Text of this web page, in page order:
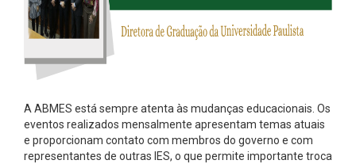
A ABMES está sempre atenta às mudanças educacionais. Os
eventos realizados mensalmente apresentam temas atuais
e proporcionam contato com membros do governo e com
representantes de outras IES, o que permite importante troca